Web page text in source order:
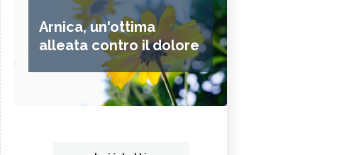
Arnica, un'ottima
alleata contro il dolore